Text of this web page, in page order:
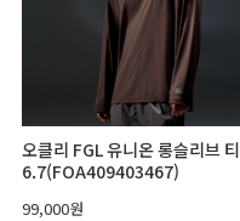
오클리 FGL 유니온 롱슬리브 티
6.7(FOA409403467)
99,000원